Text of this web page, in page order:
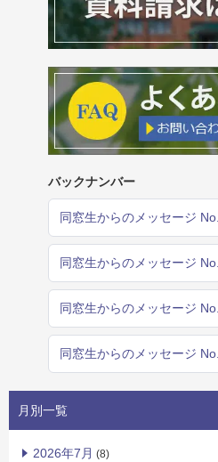
バックナンバー
同窓生からのメッセージ
同窓生からのメッセージ
同窓生からのメッセージ
同窓生からのメッセージ
月別一覧
2026年7月 (8)